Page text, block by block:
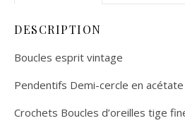
DESCRIPTION
Boucles esprit vintage
Pendentifs Demi-cercle en
Crochets Boucles d’oreilles tige